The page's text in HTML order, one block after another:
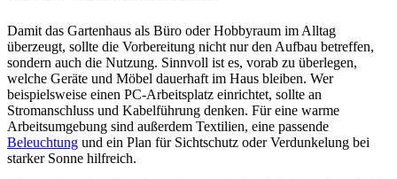
Damit das Gartenhaus als Büro oder Hobbyraum im Alltag
überzeugt, sollte die Vorbereitung nicht nur den Aufbau betreffen,
sondern auch die Nutzung. Sinnvoll ist es, vorab zu überlegen,
welche Geräte und Möbel dauerhaft im Haus bleiben. Wer
beispielsweise einen PC-Arbeitsplatz einrichtet, sollte an
Stromanschluss und Kabelführung denken. Für eine warme
Arbeitsumgebung sind außerdem Textilien, eine passende
Beleuchtung und ein Plan für Sichtschutz oder Verdunkelung bei
starker Sonne hilfreich.